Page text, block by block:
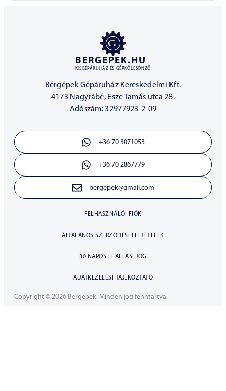
BERGEPEK.HU
KISGÉPÁRUHÁZ ÉS GÉPKÖLCSÖNZŐ
Bérgépek Gépáruház Kereskedelmi Kft.
4173 Nagyrábé, Esze Tamás utca 28.
Adószám: 32977923-2-09
+36 70 3071053
+36 70 2867779
bergepek@gmail.com
FELHASZNÁLÓI FIÓK
ÁLTALÁNOS SZERZŐDÉSI FELTÉTELEK
30 NAPOS ELÁLLÁSI JOG
ADATKEZELÉSI TÁJÉKOZTATÓ
Copyright © 2026 Bergepek. Minden jog fenntartva.